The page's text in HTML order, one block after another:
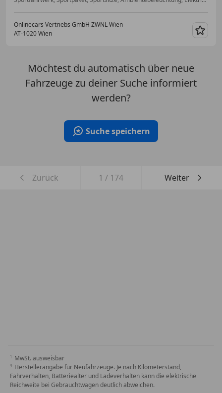
Onlinecars Vertriebs GmbH ZWNL Wien
AT-1020 Wien
Möchtest du automatisch über neue
Fahrzeuge zu deiner Suche informiert
werden?
Suche speichern
Zurück 1 / 174 Weiter
MwSt. ausweisbar
Herstellerangabe für Neufahrzeuge. Je nach Kilometerstand,
Fahrverhalten, Batteriealter und Ladeverhalten kann die elektrische
Reichweite bei Gebrauchtwagen deutlich abweichen.